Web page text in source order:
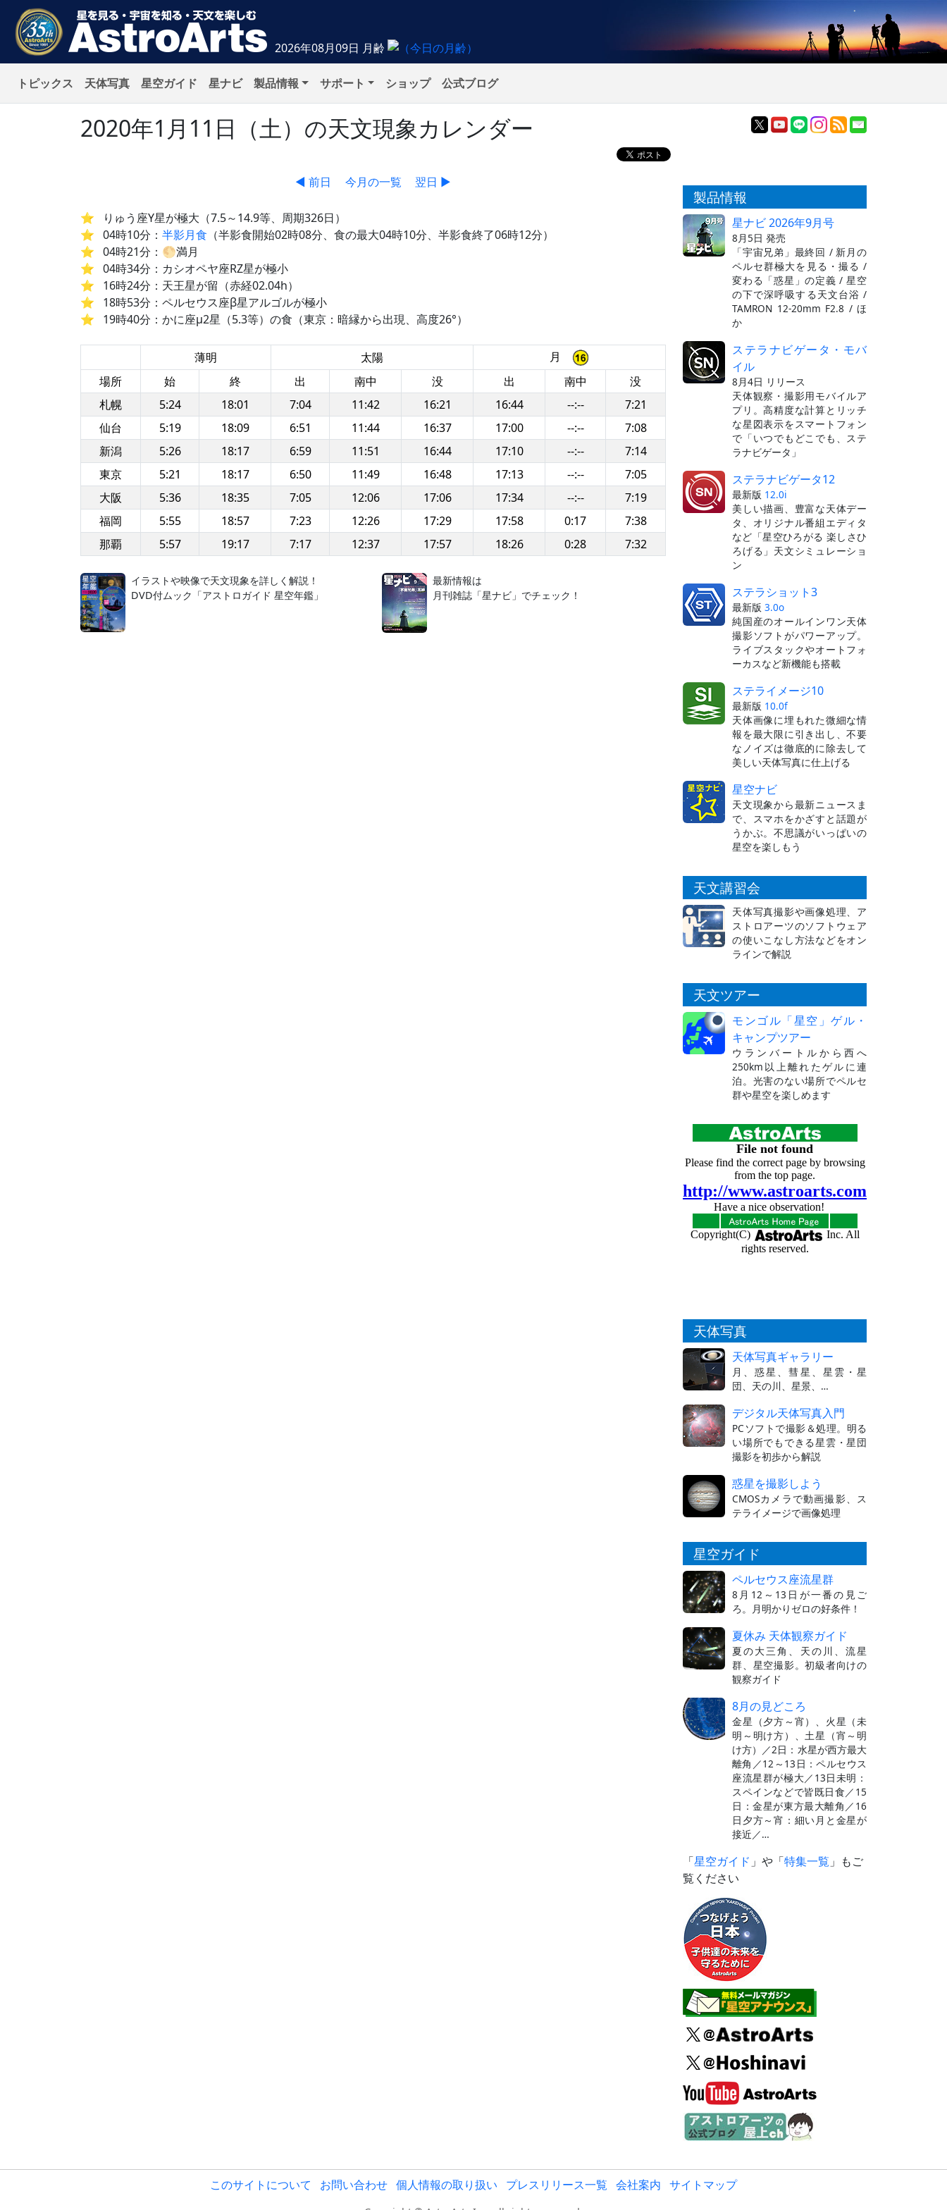
2026年08月09日 月齢
トピックス 天体写真 星空ガイド 星ナビ 製品情報 サポート ショップ 公式ブログ
2020年1月11日（土）の天文現象カレンダー
◀ 前日 今月の一覧 翌日 ▶
りゅう座Y星が極大（7.5～14.9等、周期326日）
04時10分： 半影月食 （半影食開始02時08分、食の最大04時10分、半影食終了06時12分）
04時21分：🌕満月
04時34分：カシオペヤ座RZ星が極小
16時24分：天王星が留（赤経02.04h）
18時53分：ペルセウス座β星アルゴルが極小
19時40分：かに座μ2星（5.3等）の食（東京：暗縁から出現、高度26°）
薄明 太陽
月
場所
始 終 出 南中 没 出 南中
没
札幌
5:24 18:01 7:04 11:42 16:21 16:44 --:--
7:21
仙台
5:19 18:09 6:51 11:44 16:37 17:00 --:--
7:08
新潟
5:26 18:17 6:59 11:51 16:44 17:10 --:--
7:14
東京
5:21 18:17 6:50 11:49 16:48 17:13 --:--
7:05
大阪
5:36 18:35 7:05 12:06 17:06 17:34 --:--
7:19
福岡
5:55 18:57 7:23 12:26 17:29 17:58 0:17
7:38
那覇
5:57 19:17 7:17 12:37 17:57 18:26 0:28 7:32
イラストや映像で天文現象を詳しく解説！
DVD付ムック「アストロガイド 星空年鑑」
最新情報は
月刊雑誌「星ナビ」でチェック！
製品情報
星ナビ 2026年9月号
8月5日 発売
「宇宙兄弟」最終回 / 新月の
ペルセ群極大を見る・撮る /
変わる「惑星」の定義 / 星空
の下で深呼吸する天文台浴 /
TAMRON 12-20mm F2.8 / ほ
か
ステラナビゲータ・モバ
イル
8月4日 リリース
天体観察・撮影用モバイルア
プリ。高精度な計算とリッチ
な星図表示をスマートフォン
で「いつでもどこでも、ステ
ラナビゲータ」
ステラナビゲータ12
最新版 12.0i
美しい描画、豊富な天体デー
タ、オリジナル番組エディタ
など「星空ひろがる 楽しさひ
ろげる」天文シミュレーショ
ン
ステラショット3
最新版 3.0o
純国産のオールインワン天体
撮影ソフトがパワーアップ。
ライブスタックやオートフォ
ーカスなど新機能も搭載
ステライメージ10
最新版 10.0f
天体画像に埋もれた微細な情
報を最大限に引き出し、不要
なノイズは徹底的に除去して
美しい天体写真に仕上げる
星空ナビ
天文現象から最新ニュースま
で、スマホをかざすと話題が
うかぶ。不思議がいっぱいの
星空を楽しもう
天文講習会
天体写真撮影や画像処理、ア
ストロアーツのソフトウェア
の使いこなし方法などをオン
ラインで解説
天文ツアー
モンゴル「星空」ゲル・
キャンプツアー
ウランバートルから西へ
250km以上離れたゲルに連
泊。光害のない場所でペルセ
群や星空を楽しめます
天体写真
天体写真ギャラリー
月、惑星、彗星、星雲・星
団、天の川、星景、…
デジタル天体写真入門
PCソフトで撮影＆処理。明る
い場所でもできる星雲・星団
撮影を初歩から解説
惑星を撮影しよう
CMOSカメラで動画撮影、ス
テライメージで画像処理
星空ガイド
ペルセウス座流星群
8月12～13日が一番の見ご
ろ。月明かりゼロの好条件！
夏休み 天体観察ガイド
夏の大三角、天の川、流星
群、星空撮影。初級者向けの
観察ガイド
8月の見どころ
金星（夕方～宵）、火星（未
明～明け方）、土星（宵～明
け方）／2日：水星が西方最大
離角／12～13日：ペルセウス
座流星群が極大／13日未明：
スペインなどで皆既日食／15
日：金星が東方最大離角／16
日夕方～宵：細い月と金星が
接近／…
「星空ガイド 」や「特集一覧 」もご
覧ください
このサイトについて お問い合わせ 個人情報の取り扱い プレスリリース一覧 会社案内 サイトマップ